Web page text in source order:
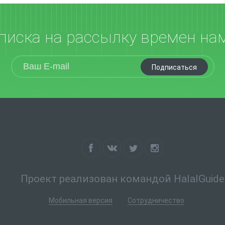
на рассылку времен
Подписаться
Проект реализован командой HalalGuide
Мобильная версия Сотрудничество